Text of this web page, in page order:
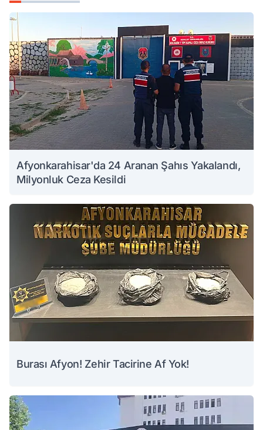
Afyonkarahisar'da 24 Aranan Şahıs Yakalandı,
Milyonluk Ceza Kesildi
Burası Afyon! Zehir Tacirine Af Yok!